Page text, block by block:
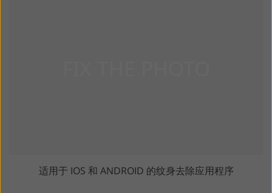
适用于 IOS 和 ANDROID 的纹身去除应用程序